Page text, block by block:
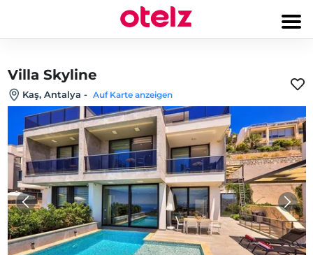
Villa Skyline
Kaş, Antalya - Auf Karte anzeigen